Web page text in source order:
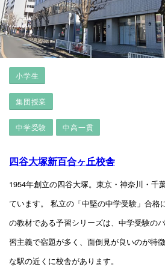
四谷大塚新百合ヶ丘校舎
1954年創立の四谷大塚。東京・神奈川・千
ています。 私立の「中堅の中学受験」合格
の教材である予習シリーズは、中学受験の
習主義で宿題が多く、面倒見が良いのが特
な駅の近くに校舎があります。
小学生
集団授業
中学受験 中高一貫